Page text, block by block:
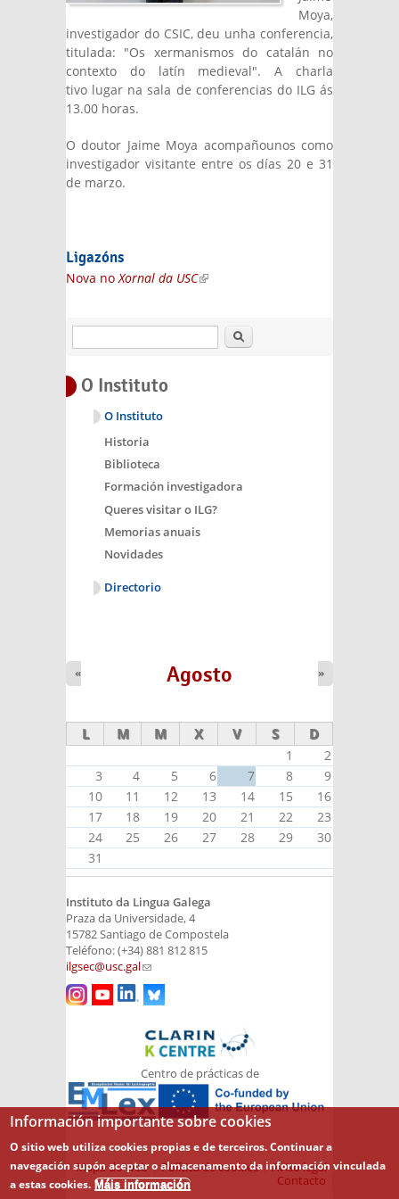
Moya,
investigador do CSIC, deu unha conferencia,
titulada: "Os xermanismos do catalán no
contexto do latín medieval". A charla
tivo lugar na sala de conferencias do ILG ás
13.00 horas.
O doutor Jaime Moya acompañounos como
investigador visitante entre os días 20 e 31
de marzo.
Ligazóns
Nova noXornal da USC(link is external)
Buscar
O Instituto
O Instituto
Historia
Biblioteca
Formación investigadora
Queres visitar o ILG?
Memorias anuais
Novidades
Directorio
Agosto
« »
L M M X V S D
1
2
3
4 5 6 7 8
9
10
11 12 13 14 15
16
17
18 19 20 21 22
23
24
25 26 27 28 29
30
31
Instituto da Lingua Galega
Praza da Universidade, 4
15782 Santiago de Compostela
Teléfono: (+34) 881 812 815
ilgsec@usc.gal(link sends e-mail)
Centro de prácticas de
Aviso legal
Política de cookies
Mapa do web
Contacto
Información importante sobre cookies
O sitio web utiliza cookies propias e de terceiros. Continuar a
navegación supón aceptar o almacenamento da información vinculada
a estas cookies. Máis información